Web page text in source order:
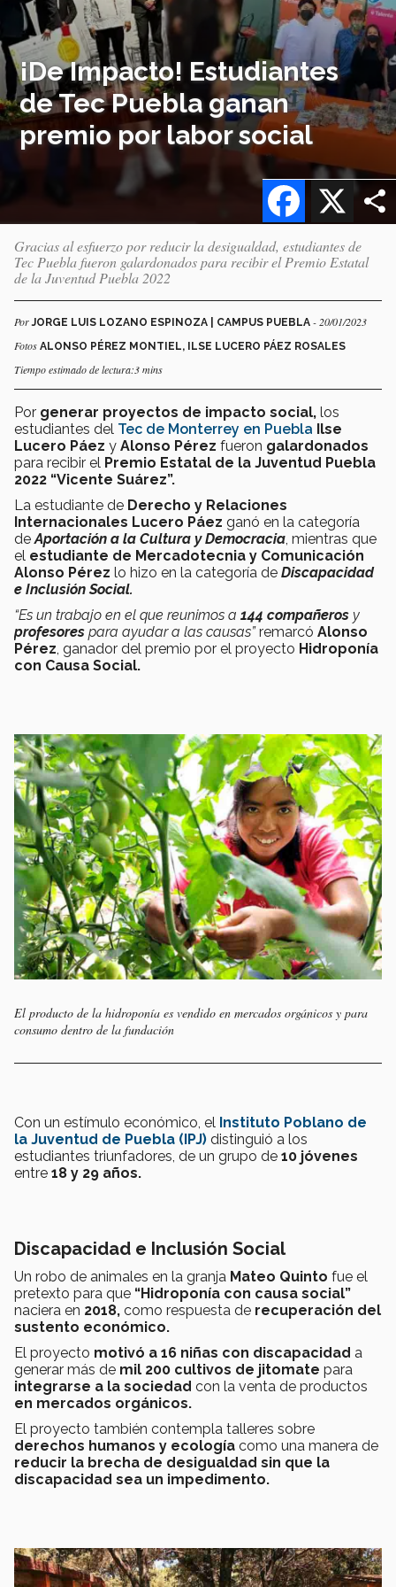
¡De Impacto! Estudiantes
de Tec Puebla ganan
premio por labor social
X
Facebook
Gracias al esfuerzo por reducir la desigualdad, estudiantes de
Tec Puebla fueron galardonados para recibir el Premio Estatal
de la Juventud Puebla 2022
PorJORGE LUIS LOZANO ESPINOZA | CAMPUS PUEBLA - 20/01/2023
Fotos ALONSO PÉREZ MONTIEL, ILSE LUCERO PÁEZ ROSALES
Tiempo estimado de lectura:3 mins
Por generar proyectos de impacto social, los
estudiantes del Tec de Monterrey en Puebla Ilse
Lucero Páez y Alonso Pérez fueron galardonados
para recibir el Premio Estatal de la Juventud Puebla
2022 “Vicente Suárez”.
La estudiante de Derecho y Relaciones
Internacionales Lucero Páez ganó en la categoría
de Aportación a la Cultura y Democracia , mientras que
el estudiante de Mercadotecnia y Comunicación
Alonso Pérez lo hizo en la categoría de Discapacidad
e Inclusión Social.
“Es un trabajo en el que reunimos a 144 compañeros y
profesores para ayudar a las causas”remarcó Alonso
Pérez , ganador del premio por el proyecto Hidroponía
con Causa Social.
El producto de la hidroponía es vendido en mercados orgánicos y para
consumo dentro de la fundación
Con un estímulo económico, el Instituto Poblano de
la Juventud de Puebla (IPJ) distinguió a los
estudiantes triunfadores, de un grupo de 10 jóvenes
entre 18 y 29 años.
Discapacidad e Inclusión Social
Un robo de animales en la granja Mateo Quinto fue el
pretexto para que “Hidroponía con causa social”
naciera en 2018, como respuesta de recuperación del
sustento económico.
El proyecto motivó a 16 niñas con discapacidad a
generar más de mil 200 cultivos de jitomate para
integrarse a la sociedad con la venta de productos
en mercados orgánicos.
El proyecto también contempla talleres sobre
derechos humanos y ecología como una manera de
reducir la brecha de desigualdad sin que la
discapacidad sea un impedimento.